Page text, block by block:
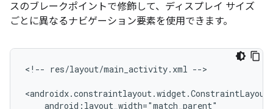
スのブレークポイントで修飾して、ディスプレイ サイズ
ごとに異なるナビゲーション要素を使用できます。
<!-- res/layout/main_activity.xml -->